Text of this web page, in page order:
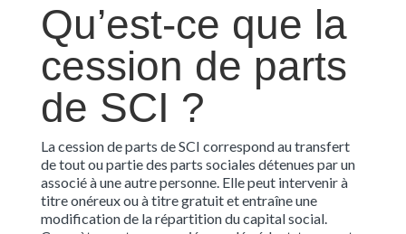
Qu’est-ce que la
cession de parts
de SCI ?
La cession de parts de SCI correspond au transfert
de tout ou partie des parts sociales détenues par un
associé à une autre personne. Elle peut intervenir à
titre onéreux ou à titre gratuit et entraîne une
modification de la répartition du capital social.